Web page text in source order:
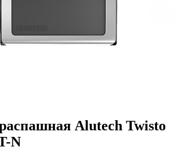
Alutech Twisto
N